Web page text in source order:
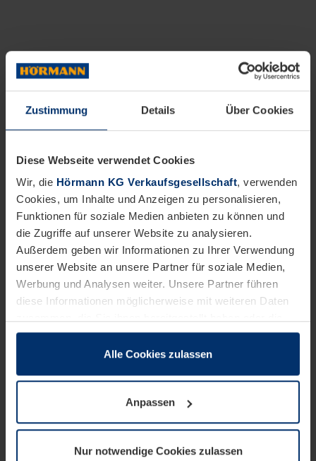
Zustimmung Details Über Cookies
Diese Webseite verwendet Cookies
Wir, die Hörmann KG Verkaufsgesellschaft, verwenden
Cookies, um Inhalte und Anzeigen zu personalisieren,
Funktionen für soziale Medien anbieten zu können und
die Zugriffe auf unserer Website zu analysieren.
Außerdem geben wir Informationen zu Ihrer Verwendung
unserer Website an unsere Partner für soziale Medien,
Werbung und Analysen weiter. Unsere Partner führen
diese Informationen möglicherweise mit weiteren Daten
sie im Rahmen Ihrer Nutzung der Dienste gesammelt
wenn diese für den Betrieb dieser Seite unbedingt
notwendig sind. Für alle anderen Cookie-Typen benötigen
wir Ihre Erlaubnis. Ihre Einwilligung können Sie jederzeit
Datenschutzerklärungunserer Website ändern oder
Alle Cookies zulassen
Anpassen
Nur notwendige Cookies zulassen